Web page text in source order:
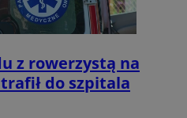
z rowerzystą na
do szpitala